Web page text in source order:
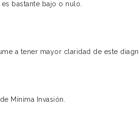
bastante bajo o nulo.
a tener mayor claridad de este
Mínima Invasión.